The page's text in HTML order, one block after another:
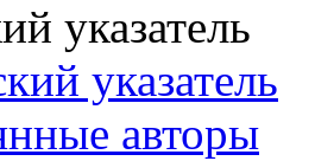
указатель
указатель
авторы